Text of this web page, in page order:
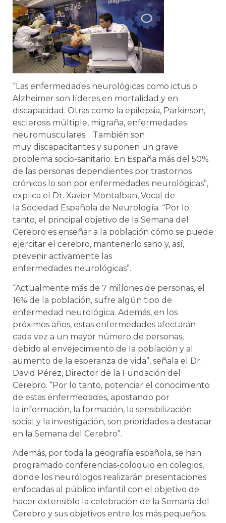
“Las enfermedades neurológicas como ictus o
Alzheimer son líderes en mortalidad y en
discapacidad. Otras como la epilepsia, Parkinson,
esclerosis múltiple, migraña, enfermedades
neuromusculares… También son
muy discapacitantes y suponen un grave
problema socio-sanitario. En España más del 50%
de las personas dependientes por trastornos
crónicos lo son por enfermedades neurológicas”,
explica el Dr. Xavier Montalban, Vocal de
la Sociedad Española de Neurología. “Por lo
tanto, el principal objetivo de la Semana del
Cerebro es enseñar a la población cómo se puede
ejercitar el cerebro, mantenerlo sano y, así,
prevenir activamente las
enfermedades neurológicas”.
“Actualmente más de 7 millones de personas, el
16% de la población, sufre algún tipo de
enfermedad neurológica. Además, en los
próximos años, estas enfermedades afectarán
cada vez a un mayor número de personas,
debido al envejecimiento de la población y al
aumento de la esperanza de vida”, señala el Dr.
David Pérez, Director de la Fundación del
Cerebro. “Por lo tanto, potenciar el conocimiento
de estas enfermedades, apostando por
la información, la formación, la sensibilización
social y la investigación, son prioridades a destacar
en la Semana del Cerebro”.
Además, por toda la geografía española, se han
programado conferencias-coloquio en colegios,
donde los neurólogos realizarán presentaciones
enfocadas al público infantil con el objetivo de
hacer extensible la celebración de la Semana del
Cerebro y sus objetivos entre los más pequeños.